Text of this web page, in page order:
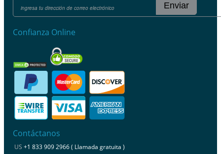
Enviar
Confianza Online
Contáctanos
US +1 833 909 2966 ( Llamada gratuita )